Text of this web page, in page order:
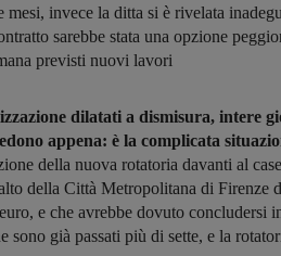
mesi, invece la ditta si è rivelata
sarebbe stata una opzione
previsti nuovi lavori
dilatati a dismisura, intere
appena: è la complicata
della nuova rotatoria davanti al
della Città Metropolitana di Firenze
e che avrebbe dovuto concludersi
sono già passati più di sette, e la